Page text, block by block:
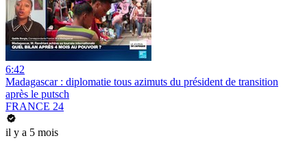
6:42
Madagascar : diplomatie tous azimuts du président de transition
après le putsch
FRANCE 24
il y a 5 mois